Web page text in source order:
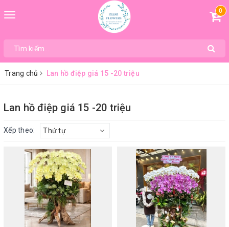
Toggle
0
Trang chủ Lan hồ điệp giá 15 -20 triệu
Lan hồ điệp giá 15 -20 triệu
Xếp theo: Thứ tự